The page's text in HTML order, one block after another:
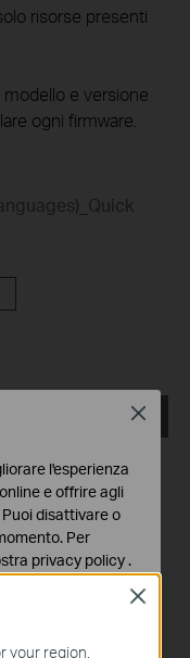
risorse presenti
e versione
ogni firmware.
your region.
Close
l'esperienza
e offrire agli
disattivare o
Per
privacy policy .
essere disattivati
Close